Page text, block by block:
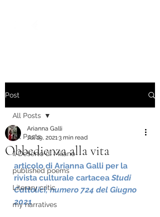
Post
All Posts
Il Deserto di Milano
published poems
Literary critic
my narratives
All Posts
Obbedienza alla vita
Arianna Galli
Jul 19, 20213 min read
articolo di Arianna Galli per la
rivista culturale cartacea Studi
Cattolici, numero 724 del Giugno
2021